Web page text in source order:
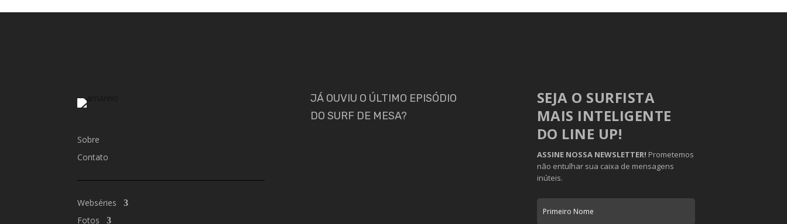
Sobre
Contato
Webséries
Fotos
JÁ OUVIU O ÚLTIMO EPISÓDIO
DO SURF DE MESA?
SEJA O SURFISTA
MAIS INTELIGENTE
DO LINE UP!
ASSINE NOSSA NEWSLETTER! Prometemos
não entulhar sua caixa de mensagens
inúteis.